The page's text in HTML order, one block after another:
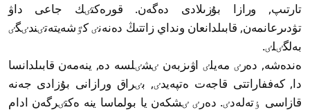
تارتىپ, ورازا بۇزىلادى دەگەن. قورەكتٸك جاعى داۋ
تۋدىرعانمەن, قابىلدانعان ونداي زاتتىڭ دەنەنٸ كٷشەيتەتٸندٸگٸ
بەلگٸلٸ.
ەندەشە, دەرٸ مەيلٸ اۋىزبەن ٸشٸلسە دە, ينەمەن قابىلدانسا
دا, كەففاراتتى قاجەت ەتپەيدٸ, بٸراق ورازانى بۇزادى جەنە
قازاسى ٶتەلەدٸ. دەرٸ ٸشكەن يا بولماسا ينە ەكتٸرگەن ادام